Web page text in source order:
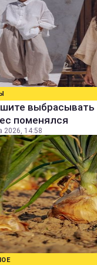
выбрасывать
поменялся
2026, 14:58